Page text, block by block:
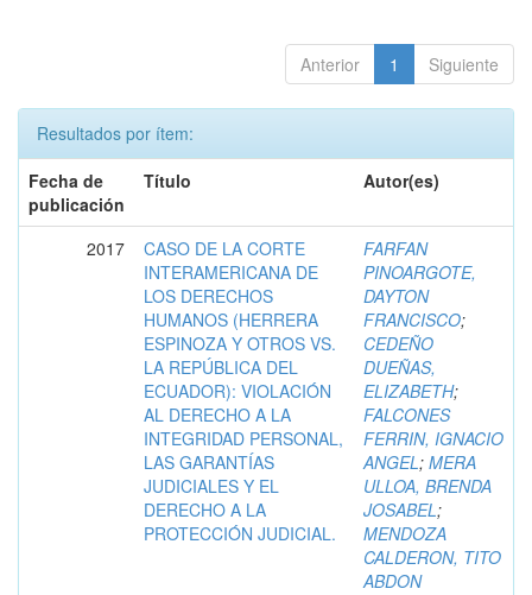
Anterior 1 Siguiente
Resultados por ítem:
Fecha de
publicación
Título Autor(es)
2017
CASO DE LA CORTE
INTERAMERICANA DE
LOS DERECHOS
HUMANOS (HERRERA
ESPINOZA Y OTROS VS.
LA REPÚBLICA DEL
ECUADOR): VIOLACIÓN
AL DERECHO A LA
INTEGRIDAD PERSONAL,
LAS GARANTÍAS
JUDICIALES Y EL
DERECHO A LA
PROTECCIÓN JUDICIAL.
FARFAN
PINOARGOTE,
DAYTON
FRANCISCO;
CEDEÑO
DUEÑAS,
ELIZABETH;
FALCONES
FERRIN, IGNACIO
ANGEL; MERA
ULLOA, BRENDA
JOSABEL;
MENDOZA
CALDERON, TITO
ABDON